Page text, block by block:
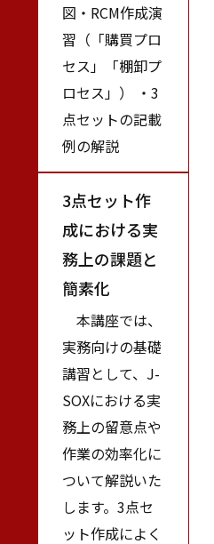
図・RCM作成演
習（「購買プロ
セス」「棚卸プ
ロセス」） ・3
点セットの記載
例の解説
3点セット作
成における実
務上の課題と
簡素化
本講座では、
実務向けの基礎
講習として、J-
SOXにおける実
務上の留意点や
作業の効率化に
ついて解説いた
します。3点セ
ット作成によく